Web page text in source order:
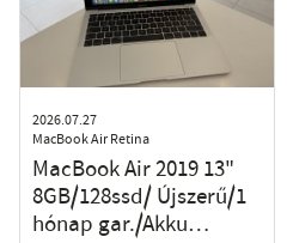
2026.07.27
MacBook Air Retina
MacBook Air 2019 13"
8GB/128ssd/ Újszerű/1
hónap gar./Akku